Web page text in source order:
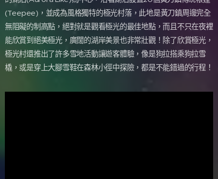
(Teepee)，並成為風格獨特的極光村落，此地是黃刀鎮周邊完全
無阻礙的制高點，絕對就是觀看極光的最佳地點，而且不只在夜裡
能欣賞到絕美極光，廣闊的湖岸美景也非常壯觀！除了欣賞極光，
極光村還推出了許多雪地活動讓遊客體驗，像是狗拉搭乘狗拉雪
橇，或是穿上大腳雪鞋在森林小徑中探險，都是不能錯過的行程！